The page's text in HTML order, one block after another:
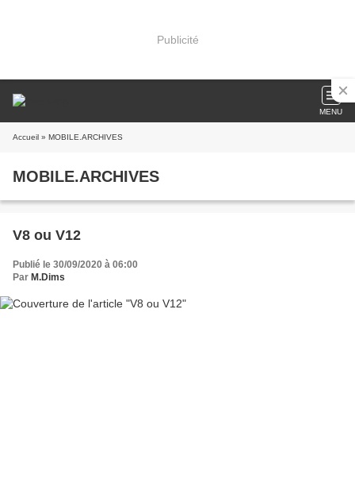
Publicité
MENU
Accueil » MOBILE.ARCHIVES
MOBILE.ARCHIVES
V8 ou V12
Publié le 30/09/2020 à 06:00
Par M.Dims